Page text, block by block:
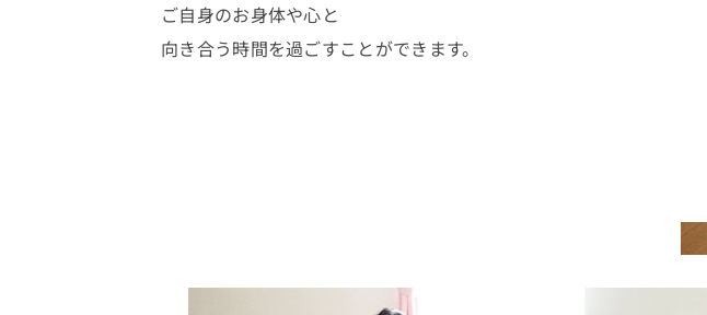
ご自身のお身体や心と
向き合う時間を過ごすことができます。